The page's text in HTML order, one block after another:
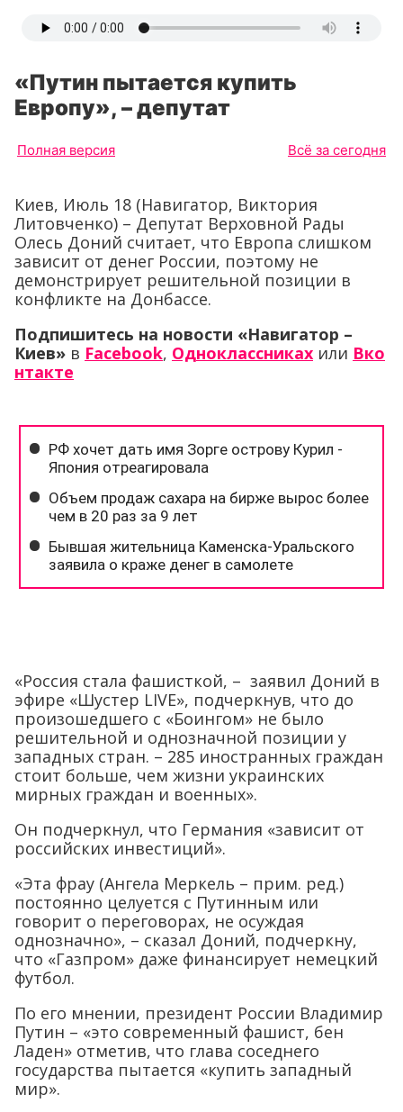
«Путин пытается купить
Европу», – депутат
Полная версия Всё за сегодня
Киев, Июль 18 (Навигатор, Виктория
Литовченко) – Депутат Верховной Рады
Олесь Доний считает, что Европа слишком
зависит от денег России, поэтому не
демонстрирует решительной позиции в
конфликте на Донбассе.
Подпишитесь на новости «Навигатор –
Киев» в Facebook, Одноклассниках или Вко
нтакте
«Россия стала фашисткой, – заявил Доний в
эфире «Шустер LIVE», подчеркнув, что до
произошедшего с «Боингом» не было
решительной и однозначной позиции у
западных стран. – 285 иностранных граждан
стоит больше, чем жизни украинских
мирных граждан и военных».
Он подчеркнул, что Германия «зависит от
российских инвестиций».
«Эта фрау (Ангела Меркель – прим. ред.)
постоянно целуется с Путинным или
говорит о переговорах, не осуждая
однозначно», – сказал Доний, подчеркну,
что «Газпром» даже финансирует немецкий
футбол.
По его мнении, президент России Владимир
Путин – «это современный фашист, бен
Ладен» отметив, что глава соседнего
государства пытается «купить западный
мир».